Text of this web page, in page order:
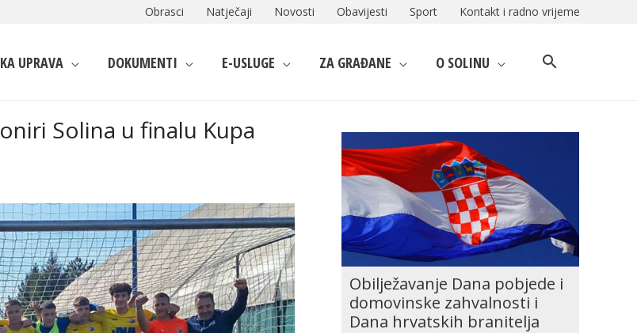
Obrasci Natječaji Novosti Obavijesti Sport Kontakt i radno vrijeme
UPRAVA DOKUMENTI E-USLUGE ZA GRAĐANE O SOLINU
Solina u finalu Kupa
Obilježavanje Dana pobjede i
domovinske zahvalnosti i
Dana hrvatskih branitelja